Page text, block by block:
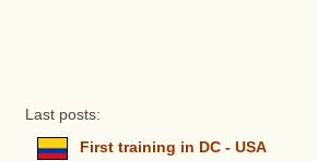
Last posts:
First training in DC - USA